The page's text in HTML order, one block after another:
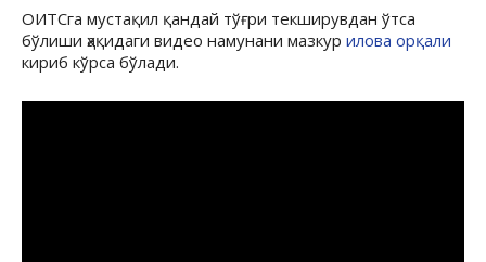
ОИТСга мустақил қандай тўғри текширувдан ўтса
бўлиши ҳақидаги видео намунани мазкур илова орқали
кириб кўрса бўлади.